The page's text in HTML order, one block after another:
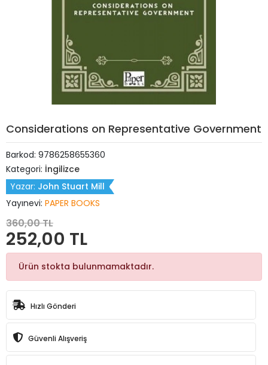
Considerations on Representative Government
Barkod: 9786258655360
Kategori: İngilizce
Yazar: John Stuart Mill
Yayınevi: PAPER BOOKS
360,00 TL
252,00 TL
Ürün stokta bulunmamaktadır.
Hızlı Gönderi
Güvenli Alışveriş